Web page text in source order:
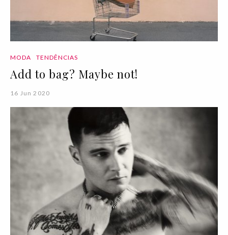
MODA TENDÊNCIAS
Add to bag? Maybe not!
16 Jun 2020